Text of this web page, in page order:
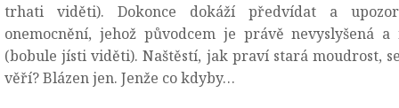
trhati viděti). Dokonce dokáží předvídat a
onemocnění, jehož původcem je právě nevyslyšená a
(bobule jísti viděti). Naštěstí, jak praví stará moudrost,
věří? Blázen jen. Jenže co kdyby…